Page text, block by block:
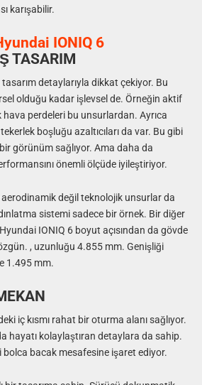
karışabilir.
TASARIM
detaylarıyla dikkat çekiyor. Bu
olduğu kadar işlevsel de. Örneğin aktif
hava perdeleri bu unsurlardan. Ayrıca
boşluğu azaltıcıları da var. Bu gibi
görünüm sağlıyor. Ama daha da
önemli ölçüde iyileştiriyor.
aerodinamik değil teknolojik unsurlar da
sistemi sadece bir örnek. Bir diğer
IONIQ 6 boyut açısından da gövde
, uzunluğu 4.855 mm. Genişliği
1.495 mm.
iç kısmı rahat bir oturma alanı sağlıyor.
hayatı kolaylaştıran detaylara da sahip.
bacak mesafesine işaret ediyor.